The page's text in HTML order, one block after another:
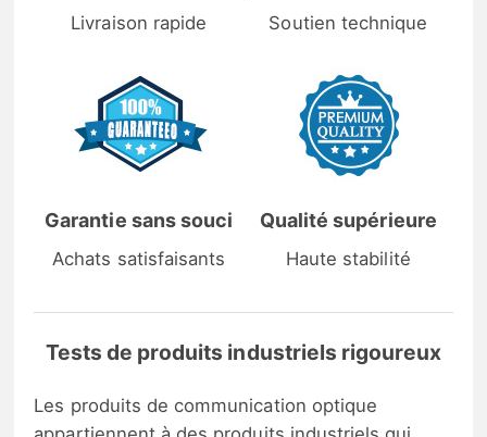
Livraison rapide Soutien technique
Garantie sans souci
Achats satisfaisants
Qualité supérieure
Haute stabilité
Tests de produits industriels rigoureux
Les produits de communication optique